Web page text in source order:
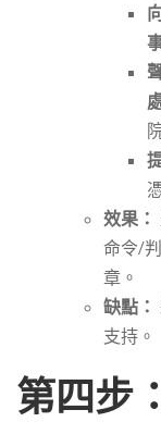
效果：
命令/
章。
缺點：
支持。
第四步